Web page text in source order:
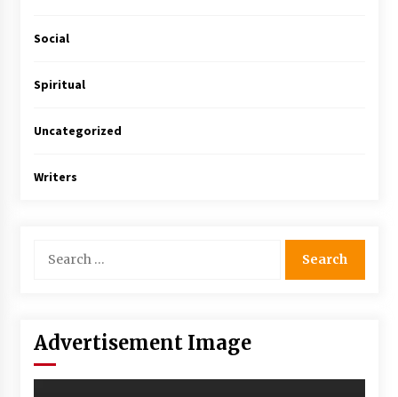
Social
Spiritual
Uncategorized
Writers
Advertisement Image